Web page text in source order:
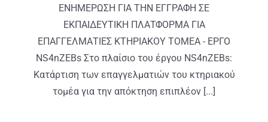
ΕΝΗΜΕΡΩΣΗ ΓΙΑ ΤΗΝ ΕΓΓΡΑΦΗ ΣΕ
ΕΚΠΑΙΔΕΥΤΙΚΗ ΠΛΑΤΦΟΡΜΑ ΓΙΑ
ΕΠΑΓΓΕΛΜΑΤΙΕΣ ΚΤΗΡΙΑΚΟΥ ΤΟΜΕΑ - ΕΡΓΟ
NS4nZEBs Στο πλαίσιο του έργου NS4nZEBs:
Κατάρτιση των επαγγελματιών του κτηριακού
τομέα για την απόκτηση επιπλέον [...]